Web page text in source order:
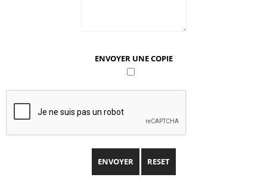
ENVOYER UNE COPIE
ENVOYER RESET